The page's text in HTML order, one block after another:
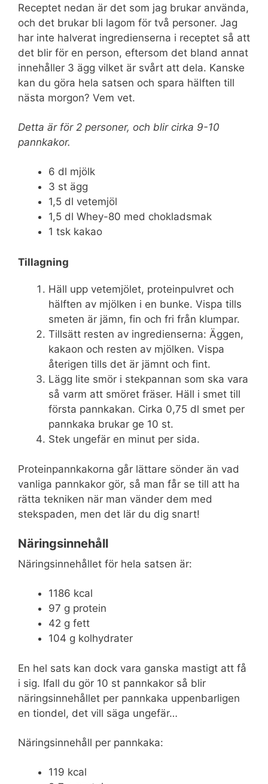
Receptet nedan är det som jag brukar använda,
och det brukar bli lagom för två personer. Jag
har inte halverat ingredienserna i receptet så att
det blir för en person, eftersom det bland annat
innehåller 3 ägg vilket är svårt att dela. Kanske
kan du göra hela satsen och spara hälften till
nästa morgon? Vem vet.
Detta är för 2 personer, och blir cirka 9-10
pannkakor.
6 dl mjölk
3 st ägg
1,5 dl vetemjöl
1,5 dl Whey-80 med chokladsmak
1 tsk kakao
Tillagning
Häll upp vetemjölet, proteinpulvret och
hälften av mjölken i en bunke. Vispa tills
smeten är jämn, fin och fri från klumpar.
Tillsätt resten av ingredienserna: Äggen,
kakaon och resten av mjölken. Vispa
återigen tills det är jämnt och fint.
Lägg lite smör i stekpannan som ska vara
så varm att smöret fräser. Häll i smet till
första pannkakan. Cirka 0,75 dl smet per
pannkaka brukar ge 10 st.
Stek ungefär en minut per sida.
Proteinpannkakorna går lättare sönder än vad
vanliga pannkakor gör, så man får se till att ha
rätta tekniken när man vänder dem med
stekspaden, men det lär du dig snart!
Näringsinnehåll
Näringsinnehållet för hela satsen är:
1186 kcal
97 g protein
42 g fett
104 g kolhydrater
En hel sats kan dock vara ganska mastigt att få
i sig. Ifall du gör 10 st pannkakor så blir
näringsinnehållet per pannkaka uppenbarligen
en tiondel, det vill säga ungefär…
Näringsinnehåll per pannkaka:
119 kcal